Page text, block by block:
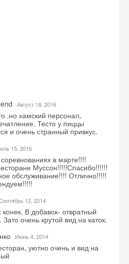
Август 18, 2016
,но хамский персонал,
Тесто у пиццы
и очень странный привкус.
15, 2016
в марте!!!!
Муссон!!!!!Спасибо!!!!!!
обслуживание!!!! Отлично!!!!!
12, 2014
В добавок- отвратный
очень крутой вид на каток.
Июнь 4, 2014
уютно очень и вид на